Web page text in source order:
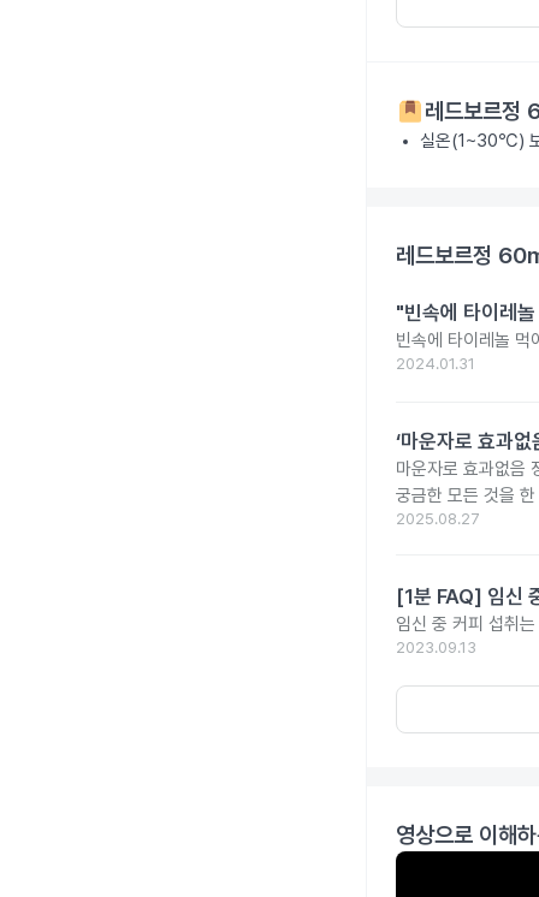
레드보르정
실온(1~30℃)
레드보르정
"빈속에 타이레
빈속에 타이레놀 먹
2024.01.31
‘마운자로 효과
마운자로 효과없음
궁금한 모든 것을
2025.08.27
[1분 FAQ] 임신
임신 중 커피 섭취
2023.09.13
영상으로 이해